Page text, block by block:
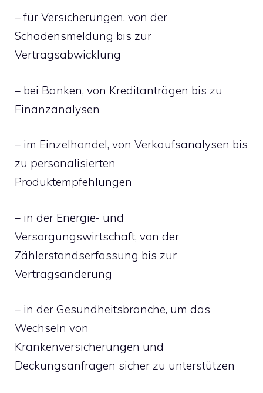
– für Versicherungen, von der
Schadensmeldung bis zur
Vertragsabwicklung
– bei Banken, von Kreditanträgen bis zu
Finanzanalysen
– im Einzelhandel, von Verkaufsanalysen bis
zu personalisierten
Produktempfehlungen
– in der Energie- und
Versorgungswirtschaft, von der
Zählerstandserfassung bis zur
Vertragsänderung
– in der Gesundheitsbranche, um das
Wechseln von
Krankenversicherungen und
Deckungsanfragen sicher zu unterstützen